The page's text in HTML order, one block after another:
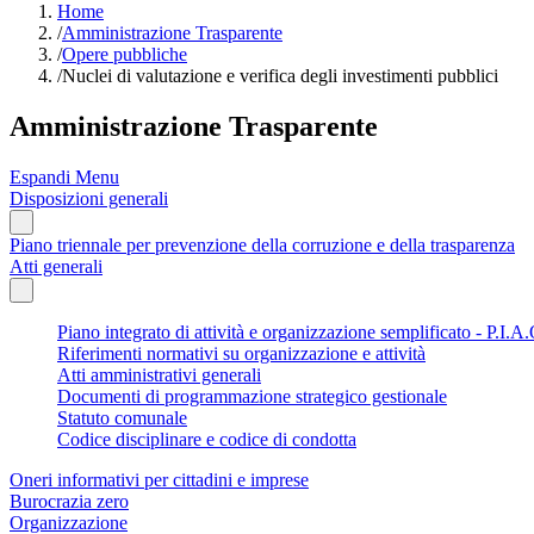
Home
/Amministrazione Trasparente
/Opere pubbliche
/Nuclei di valutazione e verifica degli investimenti pubblici
Amministrazione Trasparente
Espandi Menu
Disposizioni generali
Piano triennale per prevenzione della corruzione e della trasparenza
Atti generali
Piano integrato di attività e organizzazione semplificato -
Riferimenti normativi su organizzazione e attività
Atti amministrativi generali
Documenti di programmazione strategico gestionale
Statuto comunale
Codice disciplinare e codice di condotta
Oneri informativi per cittadini e imprese
Burocrazia zero
Organizzazione